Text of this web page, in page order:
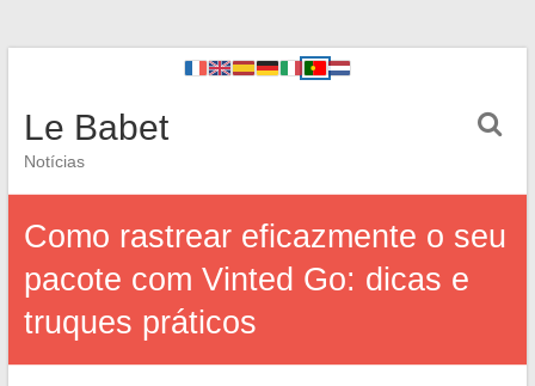
Le Babet
Notícias
Como rastrear eficazmente o seu
pacote com Vinted Go: dicas e
truques práticos